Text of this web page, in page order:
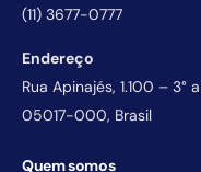
(11) 3677-0777
Endereço
Rua Apinajés, 1.100 – 3°
05017-000, Brasil
Quem somos